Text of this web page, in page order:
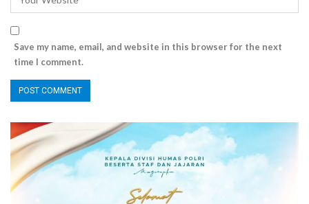
Save my name, email, and website in this browser for the next
time I comment.